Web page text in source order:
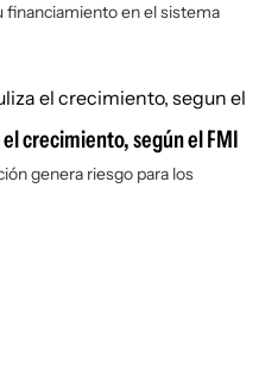
financiamiento en el sistema
crecimiento, según el FMI
genera riesgo para los